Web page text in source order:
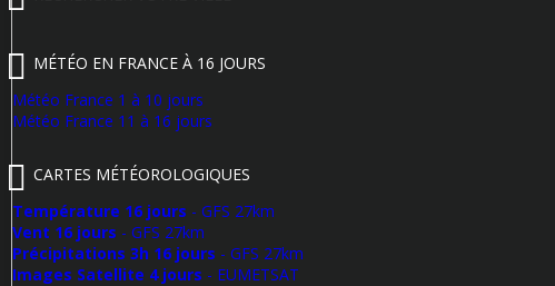
MÉTÉO EN FRANCE À 16 JOURS
Météo France 1 à 10 jours
Météo France 11 à 16 jours
CARTES MÉTÉOROLOGIQUES
Température 16 jours - GFS 27km
Vent 16 jours - GFS 27km
Précipitations 3h 16 jours - GFS 27km
Images Satellite 4 jours - EUMETSAT